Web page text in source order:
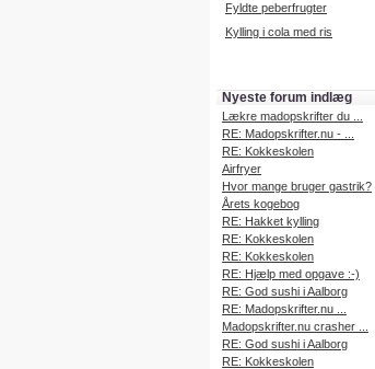
Fyldte peberfrugter
Kylling i cola med ris
Nyeste forum indlæg
Lækre madopskrifter du ...
RE: Madopskrifter.nu - ...
RE: Kokkeskolen
Airfryer
Hvor mange bruger gastrik?
Årets kogebog
RE: Hakket kylling
RE: Kokkeskolen
RE: Kokkeskolen
RE: Hjælp med opgave :-)
RE: God sushi i Aalborg
RE: Madopskrifter.nu ...
Madopskrifter.nu crasher ...
RE: God sushi i Aalborg
RE: Kokkeskolen